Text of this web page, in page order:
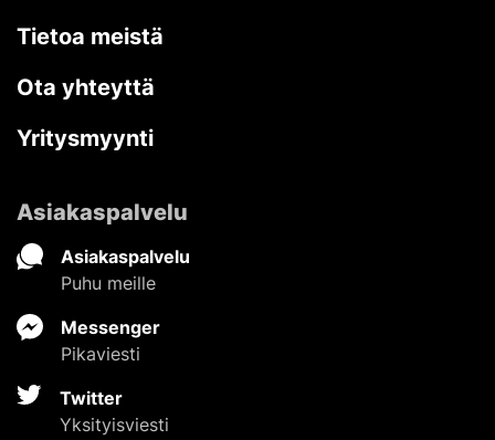
Tietoa meistä
Ota yhteyttä
Yritysmyynti
Asiakaspalvelu
Asiakaspalvelu
Puhu meille
Messenger
Pikaviesti
Twitter
Yksityisviesti